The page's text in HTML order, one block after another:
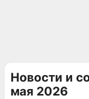
Новости и
мая 2026